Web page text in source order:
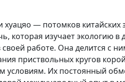
хуацяо — потомков
которая изучает экологию
работе. Она делится с
приствольных кругов
условиям. Их постоянный